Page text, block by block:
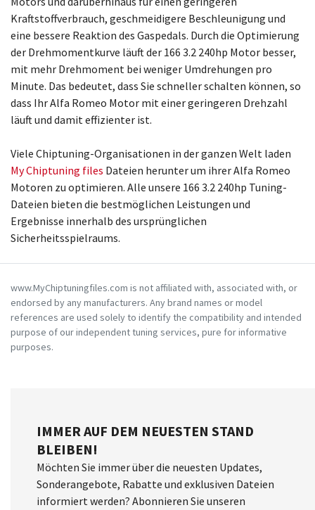
Kraftstoffverbrauch, geschmeidigere Beschleunigung und
eine bessere Reaktion des Gaspedals. Durch die Optimierung
der Drehmomentkurve läuft der 166 3.2 240hp Motor besser,
mit mehr Drehmoment bei weniger Umdrehungen pro
Minute. Das bedeutet, dass Sie schneller schalten können, so
dass Ihr Alfa Romeo Motor mit einer geringeren Drehzahl
läuft und damit effizienter ist.
Viele Chiptuning-Organisationen in der ganzen Welt laden
My Chiptuning files Dateien herunter um ihrer Alfa Romeo
Motoren zu optimieren. Alle unsere 166 3.2 240hp Tuning-
Dateien bieten die bestmöglichen Leistungen und
Ergebnisse innerhalb des ursprünglichen
Sicherheitsspielraums.
www.MyChiptuningfiles.com is not affiliated with, associated with, or
endorsed by any manufacturers. Any brand names or model
references are used solely to identify the compatibility and intended
purpose of our independent tuning services, pure for informative
purposes.
IMMER AUF DEM NEUESTEN STAND
BLEIBEN!
Möchten Sie immer über die neuesten Updates,
Sonderangebote, Rabatte und exklusiven Dateien
informiert werden? Abonnieren Sie unseren